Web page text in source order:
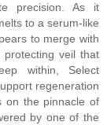
precision. As it
to a serum-like
to merge with
veil that
within, Select
regeneration
on the pinnacle of
by one of the